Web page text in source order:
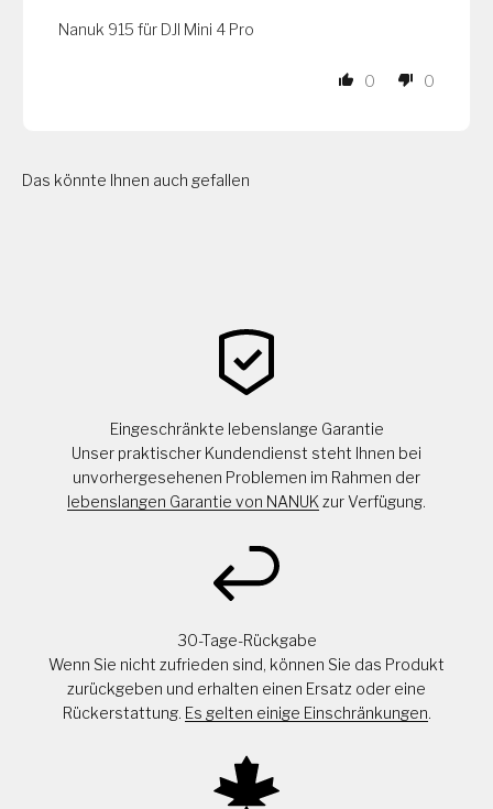
Nanuk 915 für DJI Mini 4 Pro
0 0
Das könnte Ihnen auch gefallen
Eingeschränkte lebenslange Garantie
Unser praktischer Kundendienst steht Ihnen bei
unvorhergesehenen Problemen im Rahmen der
lebenslangen Garantie von NANUK zur Verfügung.
30-Tage-Rückgabe
Wenn Sie nicht zufrieden sind, können Sie das Produkt
zurückgeben und erhalten einen Ersatz oder eine
Rückerstattung. Es gelten einige Einschränkungen.